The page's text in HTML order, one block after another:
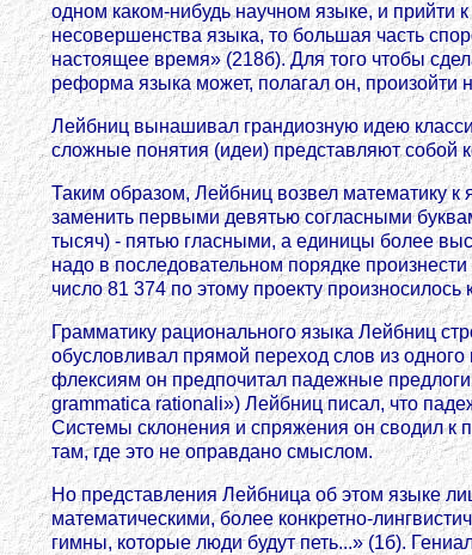
одном каком-нибудь научном языке, и прийти
несовершенства языка, то большая часть
настоящее время» (218б). Для того чтобы
реформа языка может, полагал он, произойти
Лейбниц вынашивал грандиозную идею
сложные понятия (идеи) представляют собой
Таким образом, Лейбниц возвел математику к
заменить первыми девятью согласными
тысяч) - пятью гласными, а единицы более
надо в последовательном порядке
число 81 374 по этому проекту произносилось
Грамматику рационального языка Лейбниц
обусловливал прямой переход слов из
флексиям он предпочитал падежные
grammatica rationali») Лейбниц писал, что
Системы склонения и спряжения он сводил к
там, где это не оправдано смыслом.
Но представления Лейбница об этом языке
математическими, более конкретно-
гимны, которые люди будут петь...» (1б).